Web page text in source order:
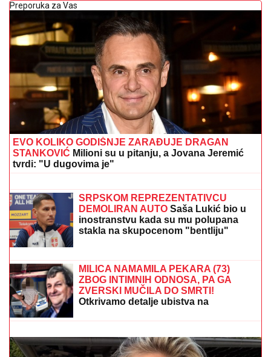
Preporuka za Vas
EVO KOLIKO GODIŠNJE ZARAĐUJE DRAGAN
STANKOVIĆ Milioni su u pitanju, a Jovana Jeremić
tvrdi: "U dugovima je"
Radulović bez dlake na jeziku o
pevaču koji je ostavio ženu i decu:
"Ježim se od toga"
inostranstvu kada su mu polupana
stakla na skupocenom "bentliju"